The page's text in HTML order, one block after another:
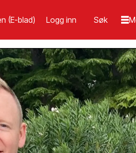
(E-blad) Logg inn